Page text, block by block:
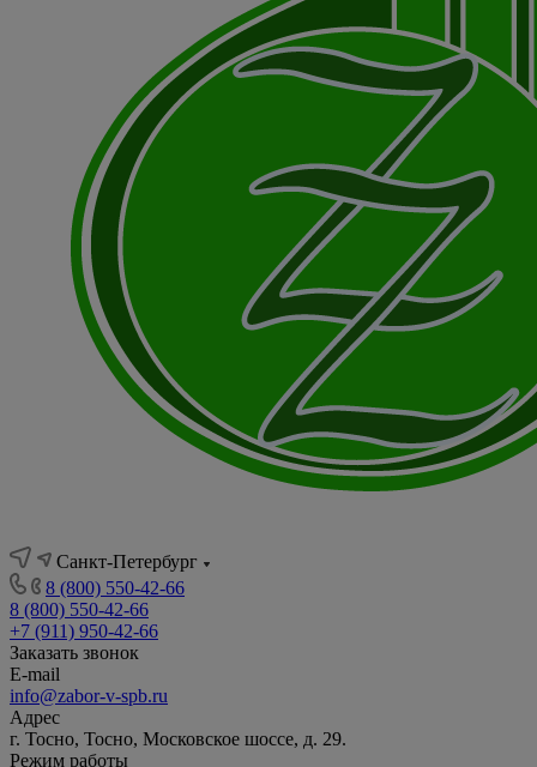
Санкт-Петербург
8 (800) 550-42-66
8 (800) 550-42-66
+7 (911) 950-42-66
Заказать звонок
E-mail
info@zabor-v-spb.ru
Адрес
г. Тосно, Тосно, Московское шоссе, д. 29.
Режим работы